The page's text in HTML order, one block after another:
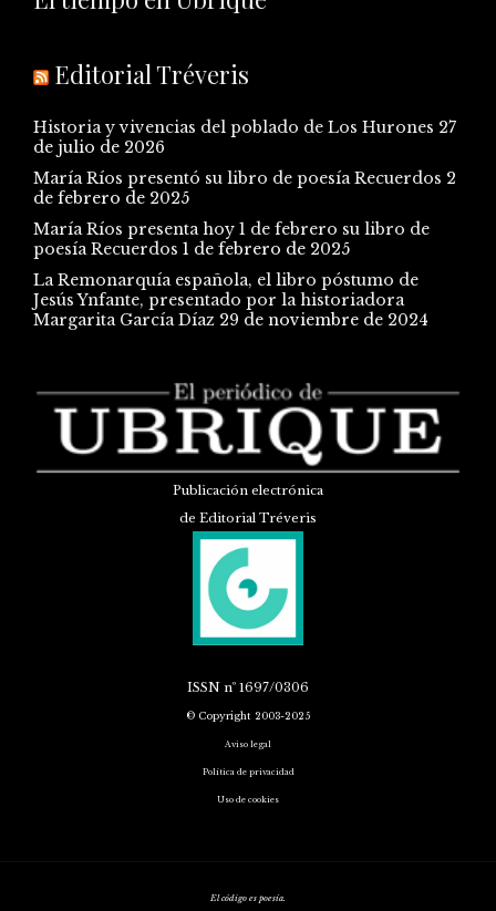
Editorial Tréveris
Historia y vivencias del poblado de Los Hurones 27
de julio de 2026
María Ríos presentó su libro de poesía Recuerdos 2
de febrero de 2025
María Ríos presenta hoy 1 de febrero su libro de
poesía Recuerdos 1 de febrero de 2025
La Remonarquía española, el libro póstumo de
Jesús Ynfante, presentado por la historiadora
Margarita García Díaz 29 de noviembre de 2024
Publicación electrónica
de Editorial Tréveris
ISSN nº 1697/0306
© Copyright 2003-2025
Aviso legal
Política de privacidad
Uso de cookies
El código es poesía.